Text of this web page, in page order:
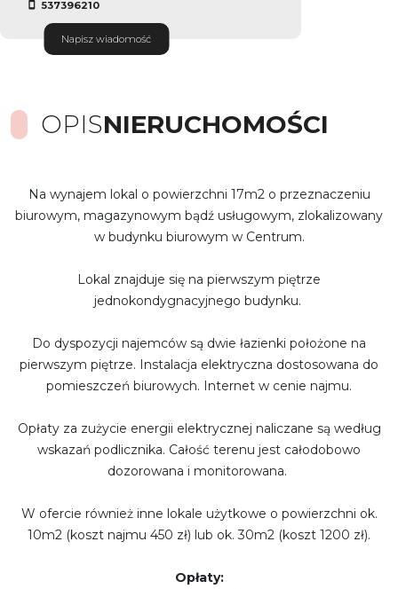
537396210
Napisz wiadomość
OPISNIERUCHOMOŚCI
Na wynajem lokal o powierzchni 17m2 o przeznaczeniu
biurowym, magazynowym bądź usługowym, zlokalizowany
w budynku biurowym w Centrum.
Lokal znajduje się na pierwszym piętrze
jednokondygnacyjnego budynku.
Do dyspozycji najemców są dwie łazienki położone na
pierwszym piętrze. Instalacja elektryczna dostosowana do
pomieszczeń biurowych. Internet w cenie najmu.
Opłaty za zużycie energii elektrycznej naliczane są według
wskazań podlicznika. Całość terenu jest całodobowo
dozorowana i monitorowana.
W ofercie również inne lokale użytkowe o powierzchni ok.
10m2 (koszt najmu 450 zł) lub ok. 30m2 (koszt 1200 zł).
Opłaty: